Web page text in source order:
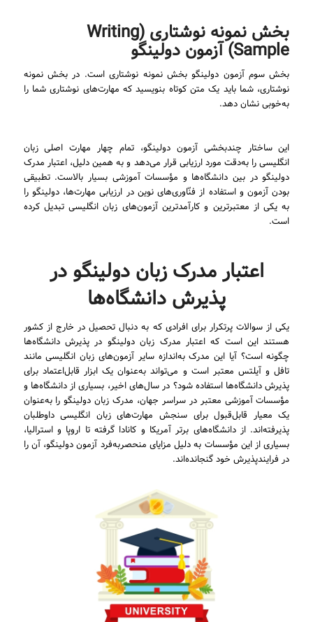
بخش نمونه نوشتاری (Writing
Sample) آزمون دولینگو
بخش سوم آزمون دولینگو بخش نمونه نوشتاری است. در بخش نمونه
نوشتاری، شما باید یک متن کوتاه بنویسید که مهارت‌های نوشتاری شما را
به‌خوبی نشان دهد.
این ساختار چندبخشی آزمون دولینگو، تمام چهار مهارت اصلی زبان
انگلیسی را به‌دقت مورد ارزیابی قرار می‌دهد و به همین دلیل، اعتبار مدرک
دولینگو در بین دانشگاه‌ها و مؤسسات آموزشی بسیار بالاست. تطبیقی
بودن آزمون و استفاده از فنّاوری‌های نوین در ارزیابی مهارت‌ها، دولینگو را
به یکی از معتبرترین و کارآمدترین آزمون‌های زبان انگلیسی تبدیل کرده
است.
اعتبار مدرک زبان دولینگو در
پذیرش دانشگاه‌ها
یکی از سوالات پرتکرار برای افرادی که به دنبال تحصیل در خارج از کشور
هستند این است که اعتبار مدرک زبان دولینگو در پذیرش دانشگاه‌ها
چگونه است؟ آیا این مدرک به‌اندازه سایر آزمون‌های زبان انگلیسی مانند
تافل و آیلتس معتبر است و می‌تواند به‌عنوان یک ابزار قابل‌اعتماد برای
پذیرش دانشگاه‌ها استفاده شود؟ در سال‌های اخیر، بسیاری از دانشگاه‌ها و
مؤسسات آموزشی معتبر در سراسر جهان، مدرک زبان دولینگو را به‌عنوان
یک معیار قابل‌قبول برای سنجش مهارت‌های زبان انگلیسی داوطلبان
پذیرفته‌اند. از دانشگاه‌های برتر آمریکا و کانادا گرفته تا اروپا و استرالیا،
بسیاری از این مؤسسات به دلیل مزایای منحصربه‌فرد آزمون دولینگو، آن را
در فرایندپذیرش خود گنجانده‌اند.